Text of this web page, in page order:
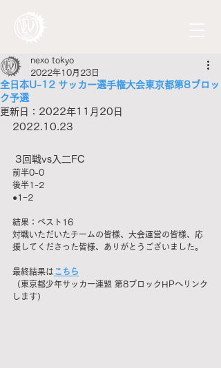
全日本U-12 サッカー選手権大会東京都第8ブロッ
ク予選
nexo tokyo
2022年10月23日
更新日： 2022年11月20日
2022.10.23
3回戦vs入二FC
前半0-0
後半1-2
●1−2
結果：ベスト16
対戦いただいたチームの皆様、大会運営の皆様、応
援してくださった皆様、ありがとうございました。
最終結果は こちら
（東京都少年サッカー連盟 第8ブロックHPへリンク
します）